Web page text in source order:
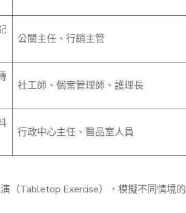
公關主任、行銷主管
社工師、個案管理師、護理長
行政中心主任、醫品室人員
（Tabletop Exercise），模擬不同情境的